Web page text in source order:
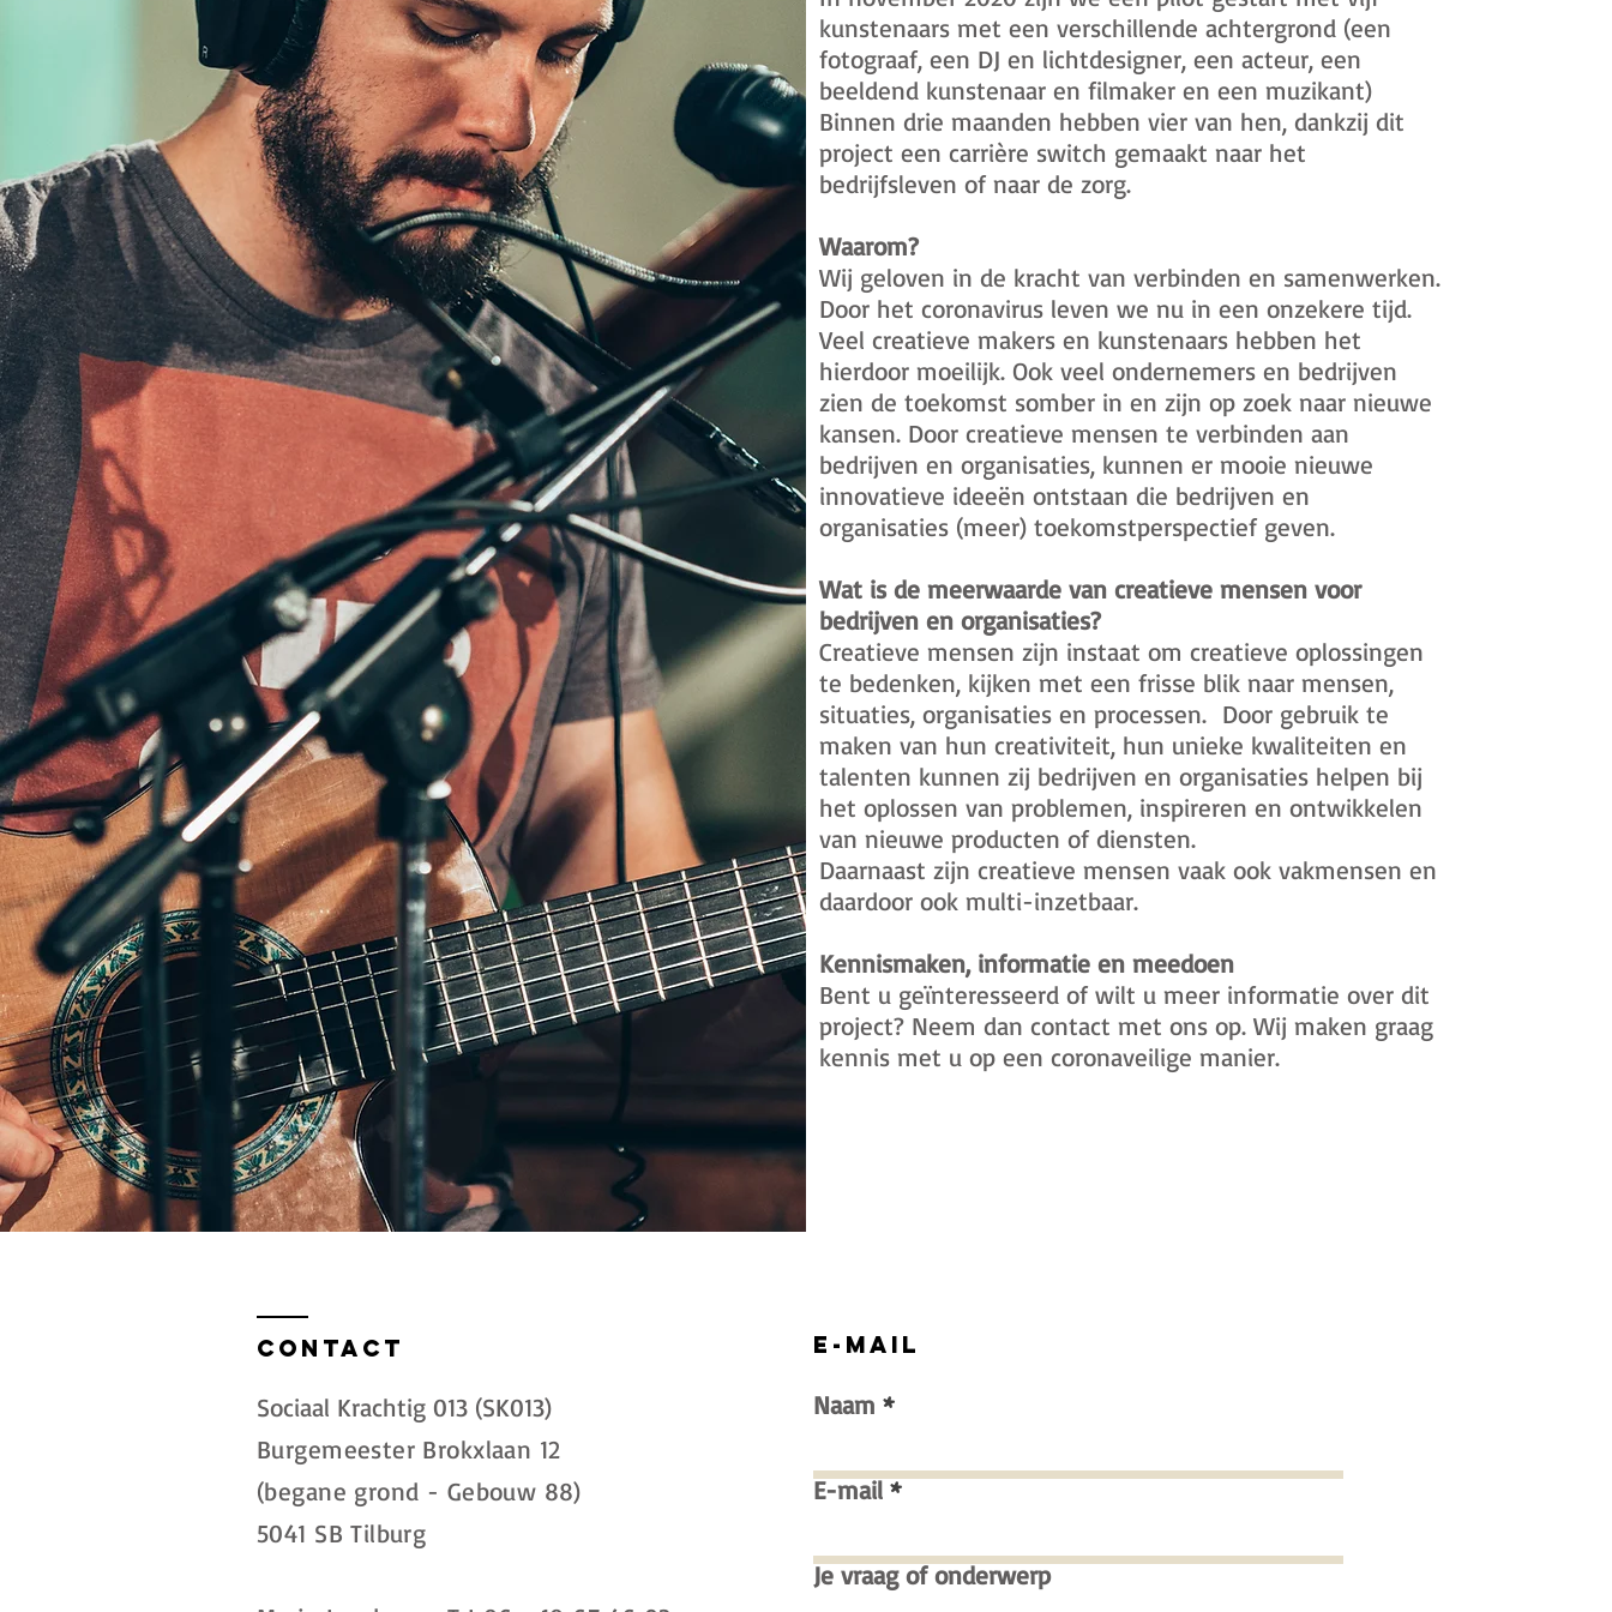
kunstenaars met een verschillende achtergrond (een
fotograaf, een DJ en lichtdesigner, een acteur, een
beeldend kunstenaar en filmaker en een muzikant)
Binnen drie maanden hebben vier van hen, dankzij dit
project een carrière switch gemaakt naar het
bedrijfsleven of naar de zorg.
Waarom?
Wij geloven in de kracht van verbinden en samenwerken.
Door het coronavirus leven we nu in een onzekere tijd.
Veel creatieve makers en kunstenaars hebben het
hierdoor moeilijk. Ook veel ondernemers en bedrijven
zien de toekomst somber in en zijn op zoek naar nieuwe
kansen. Door creatieve mensen te verbinden aan
bedrijven en organisaties, kunnen er mooie nieuwe
innovatieve ideeën ontstaan die bedrijven en
organisaties (meer) toekomstperspectief geven.
Wat is de meerwaarde van creatieve mensen voor
bedrijven en organisaties?
Creatieve mensen zijn instaat om creatieve oplossingen
te bedenken, kijken met een frisse blik naar mensen,
situaties, organisaties en processen. Door gebruik te
maken van hun creativiteit, hun unieke kwaliteiten en
talenten kunnen zij bedrijven en organisaties helpen bij
het oplossen van problemen, inspireren en ontwikkelen
van nieuwe producten of diensten.
Daarnaast zijn creatieve mensen vaak ook vakmensen en
daardoor ook multi-inzetbaar.
Kennismaken, informatie en meedoen
Bent u geïnteresseerd of wilt u meer informatie over dit
project? Neem dan contact met ons op. Wij maken graag
kennis met u op een coronaveilige manier.
Contact
Sociaal Krachtig 013 (SK013)
Burgemeester Brokxlaan 12
(begane grond - Gebouw 88)
5041 SB Tilburg
Naam
E-mail
Je vraag of onderwerp
E-mail